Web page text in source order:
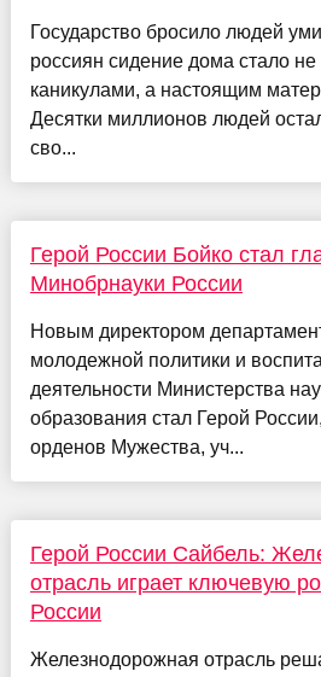
Государство бросило людей
россиян сидение дома стало
каникулами, а настоящим
Десятки миллионов людей
сво...
Герой России Бойко стал
Минобрнауки России
Новым директором
молодежной политики и
деятельности Министерства
образования стал Герой
орденов Мужества, уч...
Герой России Сайбель:
отрасль играет ключевую
России
Железнодорожная отрасль